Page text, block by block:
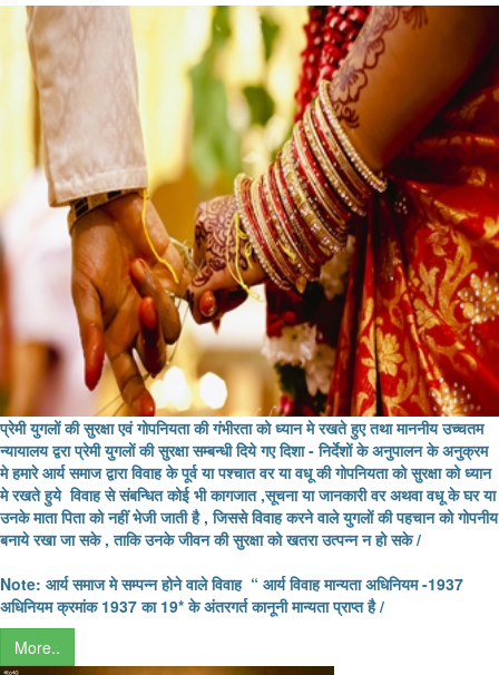
प्रेमी युगलों की सुरक्षा एवं गोपनियता की गंभीरता को ध्यान मे रखते हुए तथा माननीय उच्चतम
न्यायालय द्वरा प्रेमी युगलों की सुरक्षा सम्बन्धी दिये गए दिशा - निर्देशों के अनुपालन के अनुक्रम
मे हमारे आर्य समाज द्वारा विवाह के पूर्व या पश्चात वर या वधू की गोपनियता को सुरक्षा को ध्यान
मे रखते हुये विवाह से संबन्धित कोई भी कागजात ,सूचना या जानकारी वर अथवा वधू के घर या
उनके माता पिता को नहीं भेजी जाती है , जिससे विवाह करने वाले युगलों की पहचान को गोपनीय
बनाये रखा जा सके , ताकि उनके जीवन की सुरक्षा को खतरा उत्पन्न न हो सके /
Note: आर्य समाज मे सम्पन्न होने वाले विवाह“ आर्य विवाह मान्यता अधिनियम -1937
अधिनियम क्रमांक1937का 19*के अंतरगर्त कानूनी मान्यता प्राप्त है /
More..